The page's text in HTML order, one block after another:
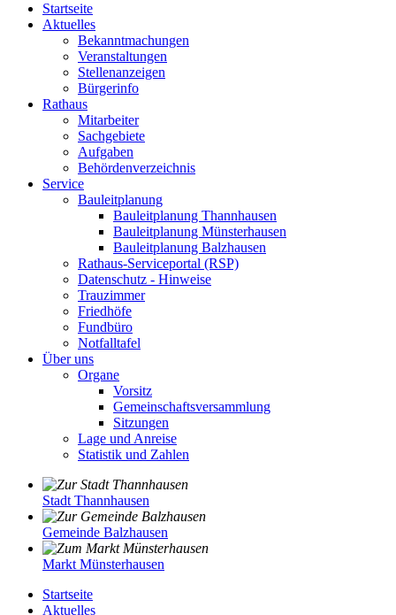
Startseite
Aktuelles
Bekanntmachungen
Veranstaltungen
Stellenanzeigen
Bürgerinfo
Rathaus
Mitarbeiter
Sachgebiete
Aufgaben
Behördenverzeichnis
Service
Bauleitplanung
Bauleitplanung Thannhausen
Bauleitplanung Münsterhausen
Bauleitplanung Balzhausen
Rathaus-Serviceportal (RSP)
Datenschutz - Hinweise
Trauzimmer
Friedhöfe
Fundbüro
Notfalltafel
Über uns
Organe
Vorsitz
Gemeinschaftsversammlung
Sitzungen
Lage und Anreise
Statistik und Zahlen
Stadt Thannhausen
Gemeinde Balzhausen
Markt Münsterhausen
Startseite
Aktuelles